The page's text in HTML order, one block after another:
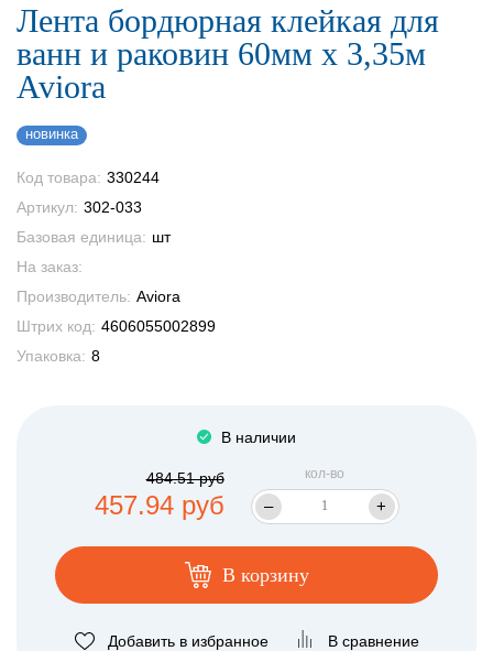
Лента бордюрная клейкая для
ванн и раковин 60мм х 3,35м
Aviora
новинка
Код товара: 330244
Артикул: 302-033
Базовая единица: шт
На заказ:
Производитель: Aviora
Штрих код: 4606055002899
Упаковка: 8
В наличии
484.51 руб
457.94 руб
кол-во
– +
В корзину
Добавить в избранное В сравнение